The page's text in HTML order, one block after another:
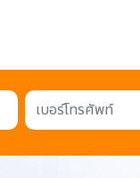
เบอร์โทรศัพท์